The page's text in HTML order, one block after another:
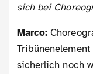
sich bei
Marco:
sicherlich noch